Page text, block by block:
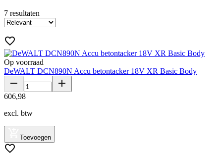
7 resultaten
Op voorraad
DeWALT DCN890N Accu betontacker 18V XR Basic Body
606,98
excl. btw
Toevoegen